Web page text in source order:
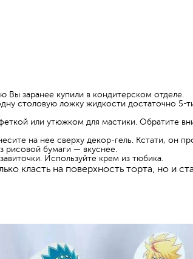
Вы заранее купили в кондитерском отделе.
столовую ложку жидкости достаточно 5-
или утюжком для мастики. Обратите
на нее сверху декор-гель. Кстати, он
рисовой бумаги — вкуснее.
Используйте крем из тюбика.
класть на поверхность торта, но и